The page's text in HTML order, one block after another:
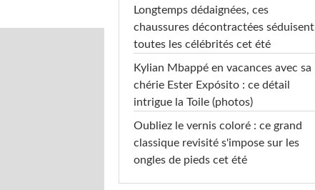
Longtemps dédaignées, ces
chaussures décontractées séduisent
toutes les célébrités cet été
Kylian Mbappé en vacances avec sa
chérie Ester Expósito : ce détail
intrigue la Toile (photos)
Oubliez le vernis coloré : ce grand
classique revisité s'impose sur les
ongles de pieds cet été